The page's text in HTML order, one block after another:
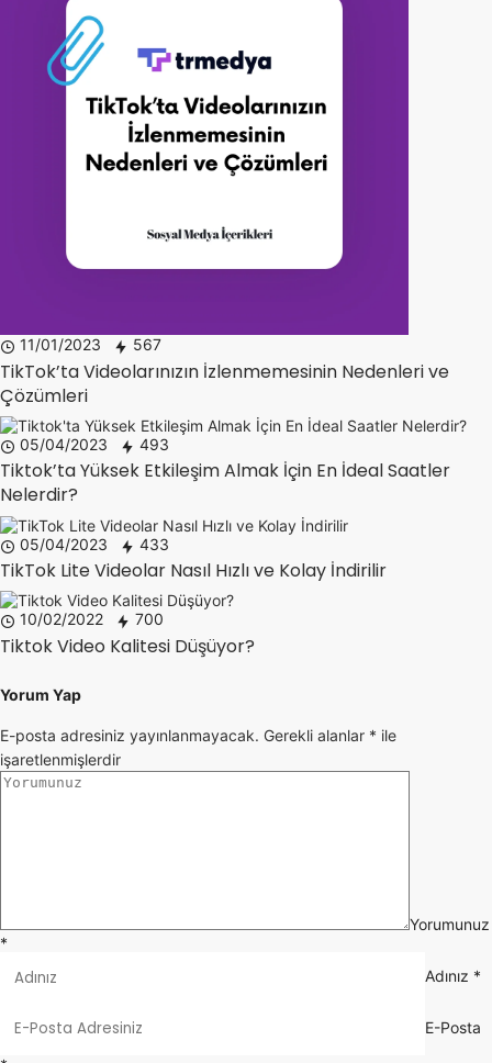
11/01/2023 567
TikTok’ta Videolarınızın İzlenmemesinin Nedenleri ve
Çözümleri
05/04/2023 493
Tiktok’ta Yüksek Etkileşim Almak İçin En İdeal Saatler
Nelerdir?
05/04/2023 433
TikTok Lite Videolar Nasıl Hızlı ve Kolay İndirilir
10/02/2022 700
Tiktok Video Kalitesi Düşüyor?
Yorum Yap
E-posta adresiniz yayınlanmayacak. Gerekli alanlar * ile
işaretlenmişlerdir
Yorumunuz
*
Adınız *
E-Posta